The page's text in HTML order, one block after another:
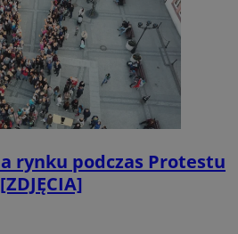
rynku podczas Protestu